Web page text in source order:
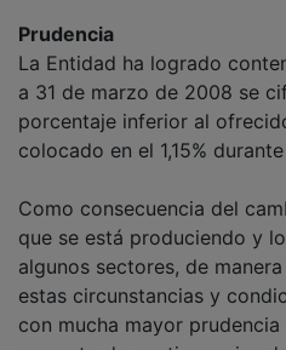
La Entidad ha logrado
a 31 de marzo de 2008 se
porcentaje inferior al
colocado en el 1,15%
que se está produciendo y
algunos sectores, de
estas circunstancias y
con mucha mayor
aumento de contingencias